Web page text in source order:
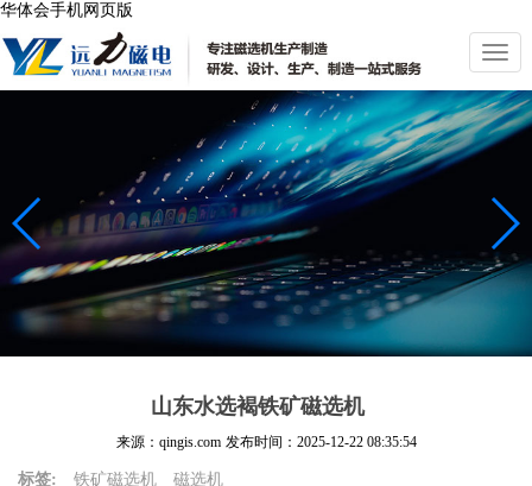
华体会手机网页版
切
换
导
航
山东水选褐铁矿磁选机
来源：qingis.com 发布时间： 2025-12-22 08:35:54
标签: 铁矿磁选机 磁选机